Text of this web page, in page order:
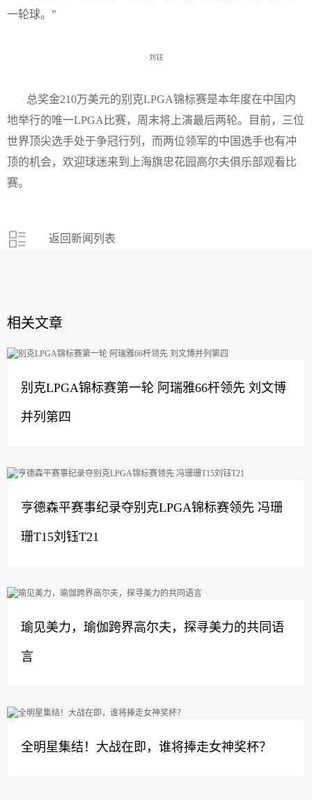
一轮球。”
刘钰
总奖金210万美元的别克LPGA锦标赛是本年度在中国内
地举行的唯一LPGA 比赛，周末将上演最后两轮。目前，三位
世界顶尖选手处于争冠行列，而两位领军的中国选手也有冲
顶的机会，欢迎球迷来到上海旗忠花园高尔夫俱乐部观看比
赛。
返回新闻列表
相关文章
别克LPGA锦标赛第一轮 阿瑞雅66杆领先 刘文博
并列第四
亨德森平赛事纪录夺别克LPGA锦标赛领先 冯珊
珊T15刘钰T21
瑜见美力，瑜伽跨界高尔夫，探寻美力的共同语
言
全明星集结！大战在即，谁将捧走女神奖杯？